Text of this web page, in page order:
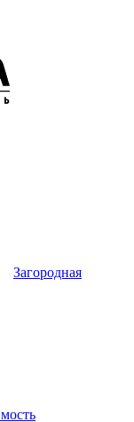
Загородная